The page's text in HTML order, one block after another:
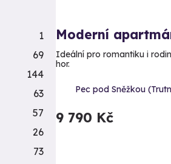
Moderní
Ideální pro romantiku i
hor.
Pec pod Sněžkou
9 790 Kč
1
69
144
63
57
26
73